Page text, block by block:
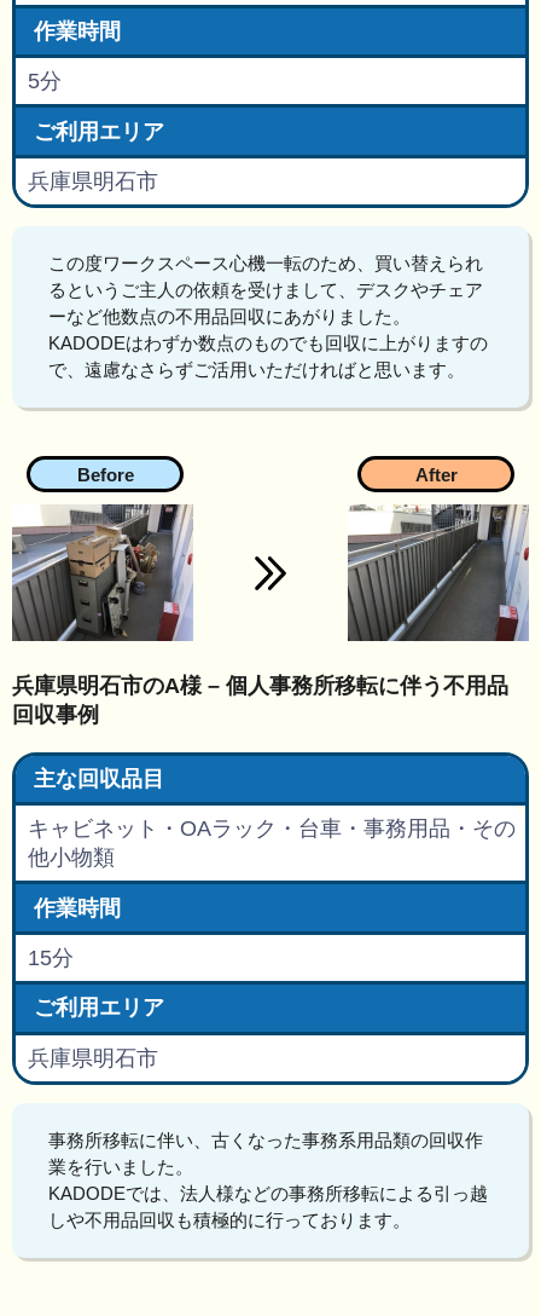
この度ワークスペース心機一転のため、買い替えられ
るというご主人の依頼を受けまして、デスクやチェア
ーなど他数点の不用品回収にあがりました。
KADODEはわずか数点のものでも回収に上がりますの
で、遠慮なさらずご活用いただければと思います。
作業時間
5分
ご利用エリア
兵庫県明石市
兵庫県明石市のA様 – 個人事務所移転に伴う不用品
回収事例
事務所移転に伴い、古くなった事務系用品類の回収作
業を行いました。
KADODEでは、法人様などの事務所移転による引っ越
しや不用品回収も積極的に行っております。
主な回収品目
キャビネット・OAラック・台車・事務用品・その
他小物類
作業時間
15分
ご利用エリア
兵庫県明石市